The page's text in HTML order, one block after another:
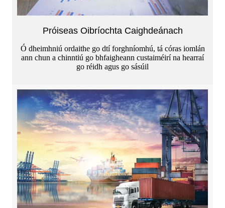
Próiseas Oibríochta Caighdeánach
Ó dheimhniú ordaithe go dtí forghníomhú, tá córas iomlán
ann chun a chinntiú go bhfaigheann custaiméirí na hearraí
go réidh agus go sásúil